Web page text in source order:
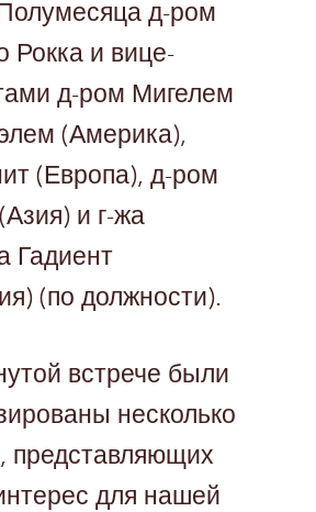
д-ром
Рокка и вице-
д-ром Мигелем
(Америка),
(Европа), д-ром
и г-жа
Гадиент
(по должности).
встрече были
несколько
представляющих
для нашей